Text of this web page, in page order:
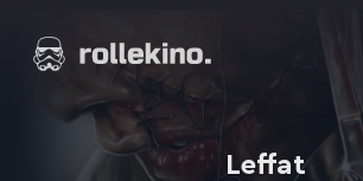
suoraan
Elokuvat ja elokuva-arviot | Rollekino.fi
lopputekstien
Leffat